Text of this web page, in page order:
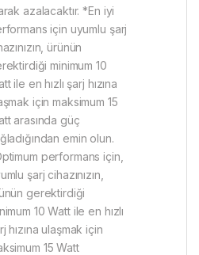
azalacaktır. *En iyi
için uyumlu şarj
ürünün
minimum 10
ile en hızlı şarj hızına
için maksimum 15
arasında güç
emin olun.
performans için,
şarj cihazınızın,
gerektirdiği
10 Watt ile en hızlı
hızına ulaşmak için
15 Watt